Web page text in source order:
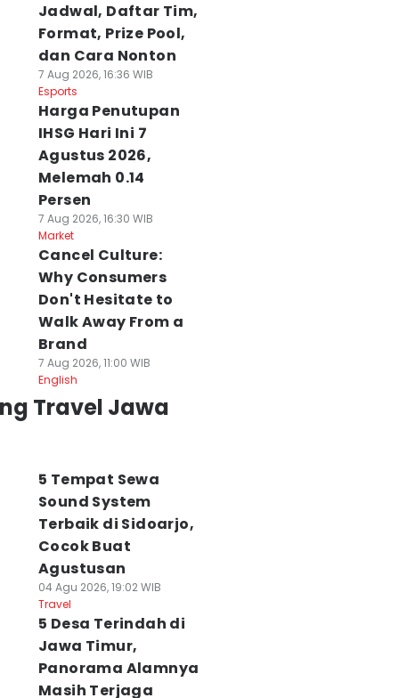
Jadwal, Daftar Tim,
Format, Prize Pool,
dan Cara Nonton
7 Aug 2026, 16:36 WIB
Esports
Harga Penutupan
IHSG Hari Ini 7
Agustus 2026,
Melemah 0.14
Persen
7 Aug 2026, 16:30 WIB
Market
Cancel Culture:
Why Consumers
Don't Hesitate to
Walk Away From a
Brand
7 Aug 2026, 11:00 WIB
English
Travel Jawa
5 Tempat Sewa
Sound System
Terbaik di Sidoarjo,
Cocok Buat
Agustusan
04 Agu 2026, 19:02 WIB
Travel
5 Desa Terindah di
Jawa Timur,
Panorama Alamnya
Masih Terjaga